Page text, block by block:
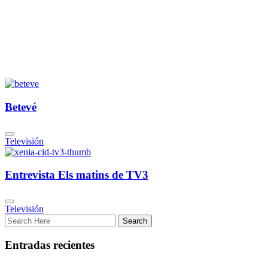
Betevé
Televisión
Entrevista Els matins de TV3
Televisión
Entradas recientes